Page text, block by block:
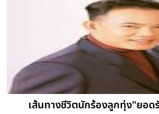
เส้นทางชีวิตนักร้องลูกทุ่ง"ยอด